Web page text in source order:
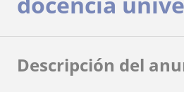
Descripción del